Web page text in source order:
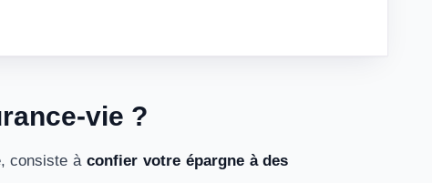
vie ?
consiste àconfier votre épargne à des